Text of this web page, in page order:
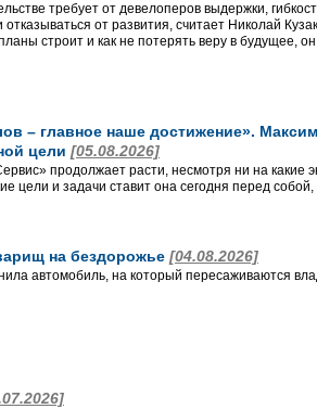
требует от девелоперов выдержки,
отказываться от развития, считает Николай
строит и как не потерять веру в будущее,
– главное наше достижение».
цели [05.08.2026]
продолжает расти, несмотря ни на какие
цели и задачи ставит она сегодня перед
на бездорожье [04.08.2026]
автомобиль, на который пересаживаются